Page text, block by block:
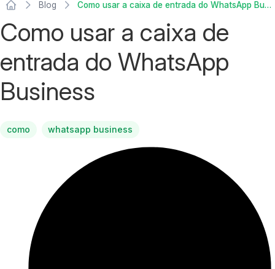
Blog Como usar a caixa de entrada do WhatsApp Business
Como usar a caixa de
entrada do WhatsApp
Business
como whatsapp business